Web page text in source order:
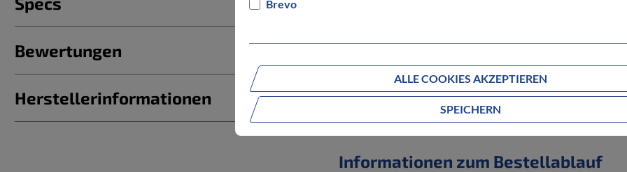
Bewertungen
Herstellerinformationen
Informationen zum Bestellablauf
Brevo
ALLE COOKIES AKZEPTIEREN
SPEICHERN